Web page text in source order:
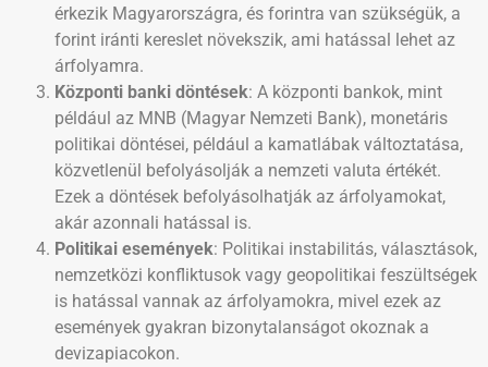
érkezik Magyarországra, és forintra van szükségük, a
forint iránti kereslet növekszik, ami hatással lehet az
árfolyamra.
Központi banki döntések: A központi bankok, mint
például az MNB (Magyar Nemzeti Bank), monetáris
politikai döntései, például a kamatlábak változtatása,
közvetlenül befolyásolják a nemzeti valuta értékét.
Ezek a döntések befolyásolhatják az árfolyamokat,
akár azonnali hatással is.
Politikai események: Politikai instabilitás, választások,
nemzetközi konfliktusok vagy geopolitikai feszültségek
is hatással vannak az árfolyamokra, mivel ezek az
események gyakran bizonytalanságot okoznak a
devizapiacokon.